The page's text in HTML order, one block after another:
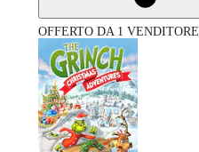
OFFERTO DA 1 VENDITORE